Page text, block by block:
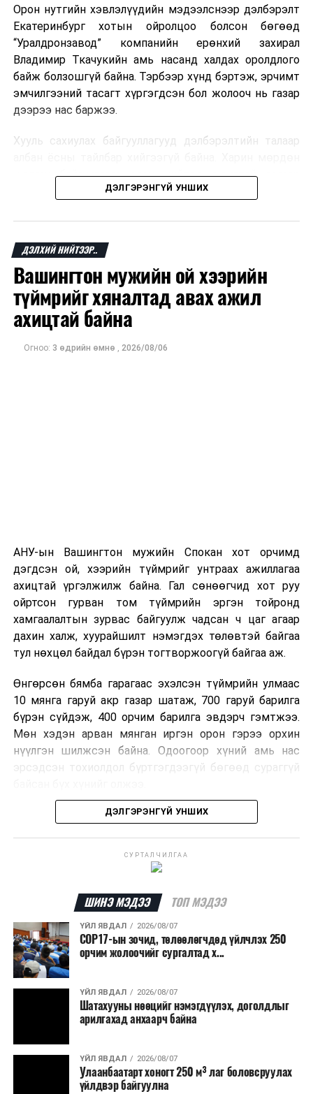
Мароккогийн хөдөлмөр эрхлэлтийн сайд мэдэгджээ.
Орон нутгийн хэвлэлүүдийн мэдээлснээр дэлбэрэлт
Екатеринбург хотын ойролцоо болсон бөгөөд
“Уралдронзавод” компанийн ерөнхий захирал
Владимир Ткачукийн амь насанд халдах оролдлого
байж болзошгүй байна. Тэрбээр хүнд бэртэж, эрчимт
эмчилгээний тасагт хүргэгдсэн бол жолооч нь газар
дээрээ нас баржээ.
Хууль сахиулах байгууллагууд дэлбэрэлтийн талаар
шалгах байгууллага олон нийтэд аюултай аргаар
хүний амь насанд халдахыг завдсан гэх үндэслэлээр
мэдээлжээ.
“Уралдронзавод” компани 2023 онд Екатеринбург
хотод байгуулагдсан бөгөөд нисгэгчгүй нисэх
төхөөрөмж үйлдвэрлэдэг аж. Тус компанийн 2025
оны орлого 6.2 тэрбум рубль, цэвэр ашиг нь 1.9
тэрбум рубльд хүрсэн гэж РБК мэдээлсэн байна.
Одоогоор дэлбэрэлтийн шалтгаан, хэрэгт холбоотой
ДЭЛГЭРЭНГҮЙ УНШИХ
ДЭЛХИЙ НИЙТЭЭР..
Вашингтон мужийн ой хээрийн
түймрийг хяналтад авах ажил
ахицтай байна
Огноо: 3 өдрийн өмнө , 2026/08/06
АНУ-ын Вашингтон мужийн Спокан хот орчимд
дэгдсэн ой, хээрийн түймрийг унтраах ажиллагаа
ахицтай үргэлжилж байна. Гал сөнөөгчид хот руу
ойртсон гурван том түймрийн эргэн тойронд
хамгаалалтын зурвас байгуулж чадсан ч цаг агаар
дахин халж, хуурайшилт нэмэгдэх төлөвтэй байгаа
тул нөхцөл байдал бүрэн тогтворжоогүй байгаа аж.
Өнгөрсөн бямба гарагаас эхэлсэн түймрийн улмаас
10 мянга гаруй акр газар шатаж, 700 гаруй барилга
бүрэн сүйдэж, 400 орчим барилга эвдэрч гэмтжээ.
Мөн хэдэн арван мянган иргэн орон гэрээ орхин
нүүлгэн шилжсэн байна. Одоогоор хүний амь нас
эрсэдсэн тохиолдол бүртгэгдээгүй бөгөөд сураггүй
Албаныхны мэдээлснээр түймрийн нэг голомтыг
шатаасан гэх үндэслэлээр эрүүгийн хэрэг үүсгэн
шалтгааныг үргэлжлүүлэн тогтоож байгаа бөгөөд
аянгын улмаас үүсээгүй гэж үзэж байгаа аж.
Одоогоор АНУ даяар 13 мужид 90 гаруй томоохон ой,
хээрийн түймэр идэвхтэй үргэлжилж байгаагийн
талаас илүү нь Орегон болон Вашингтон мужид
бүртгэгдсэн байна. Цаг уурын байгууллагууд ойрын
өдрүүдэд агаарын температур дахин огцом
анхааруулсан бөгөөд энэ нь гал унтраах ажиллагаанд
шинэ сорилт учруулж болзошгүйг онцолжээ.
ДЭЛГЭРЭНГҮЙ УНШИХ
СУРТАЛЧИЛГАА
ШИНЭ МЭДЭЭ ТОП МЭДЭЭ
ҮЙЛ ЯВДАЛ 2026/08/07
COP17-ын зочид, төлөөлөгчдөд үйлчлэх 250
орчим жолоочийг сургалтад х...
ҮЙЛ ЯВДАЛ 2026/08/07
Шатахууны нөөцийг нэмэгдүүлэх, доголдлыг
арилгахад анхаарч байна
ҮЙЛ ЯВДАЛ 2026/08/07
Улаанбаатарт хоногт 250 м³ лаг боловсруулах
үйлдвэр байгуулна